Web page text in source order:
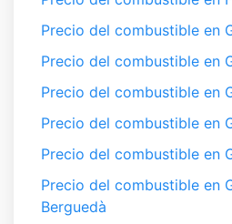
Precio del combustible en
Precio del combustible en
Precio del combustible en
Precio del combustible en
Precio del combustible en
Precio del combustible en
Berguedà